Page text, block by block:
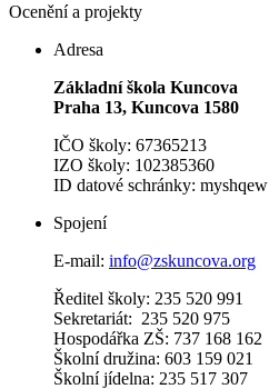
Ocenění a projekty
Adresa
Základní škola Kuncova
Praha 13, Kuncova 1580
IČO školy: 67365213
IZO školy: 102385360
ID datové schránky: myshqew
Spojení
E-mail: info@zskuncova.org
Ředitel školy: 235 520 991
Sekretariát: 235 520 975
Hospodářka ZŠ: 737 168 162
Školní družina: 603 159 021
Školní jídelna: 235 517 307